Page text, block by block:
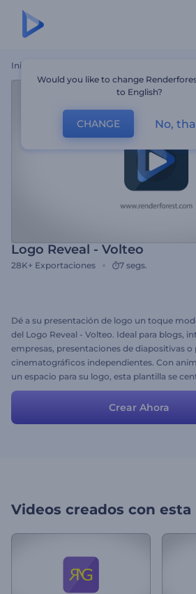
Inicio
Logo Reveal - Volteo
28K+ Exportaciones 7 segs.
Dé a su presentación de logo un toque
del Logo Reveal - Volteo. Ideal para blogs,
empresas, presentaciones de diapositivas
cinematográficos independientes. Con
un espacio para su logo, esta plantilla se
marca. Pruébela ahora.
Crear Ahora
Videos creados con
Would you like to change
to English?
CHANGE No,